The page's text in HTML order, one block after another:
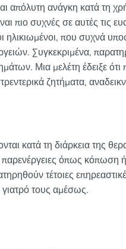
απόλυτη ανάγκη κατά τη
πιο συχνές σε αυτές τις
οι ηλικιωμένοι, που συχνά
Συγκεκριμένα,
Μια μελέτη έδειξε
ζητήματα,
κατά τη διάρκεια της
όπως κόπωση ή
τέτοιες
τους αμέσως.